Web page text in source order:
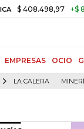
+$ 8.753,81
EMPRESAS OCIO
LA CALERA